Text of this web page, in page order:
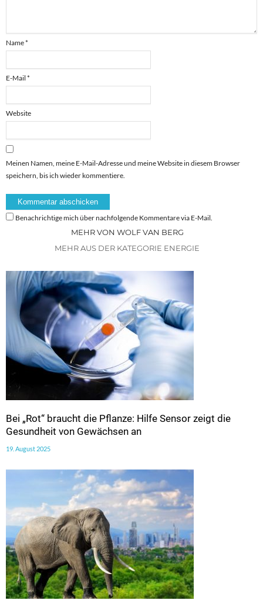
Name*
E-Mail *
Website
Meinen Namen, meine E-Mail-Adresse und meine Website in diesem Browser
speichern, bis ich wieder kommentiere.
Benachrichtige mich über nachfolgende Kommentare via E-Mail.
MEHR VON WOLF VAN BERG
MEHR AUS DER KATEGORIE ENERGIE
Bei „Rot“ braucht die Pflanze: Hilfe Sensor zeigt die
Gesundheit von Gewächsen an
19. August 2025